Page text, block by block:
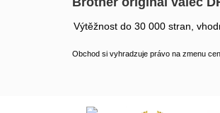
Výtěžnost do 30 000 stran,
Obchod si vyhradzuje právo na zmenu